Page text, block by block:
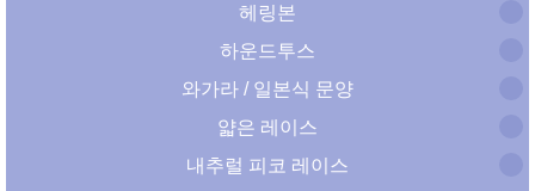
헤링본
하운드투스
와가라 / 일본식 문양
얇은 레이스
내추럴 피코 레이스